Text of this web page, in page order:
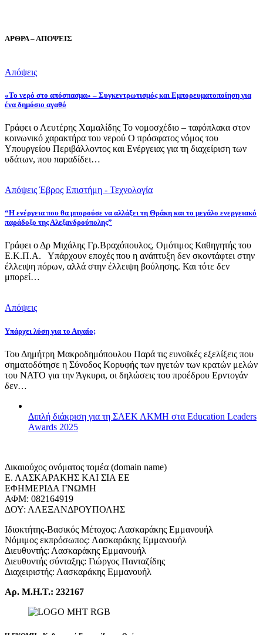
ΑΡΘΡΑ – ΑΠΟΨΕΙΣ
Απόψεις
«Το νερό στο απόσπασμα» – Συγκεντρωτισμός και Εμπορευματοποίηση για
ένα δημόσιο αγαθό
Γράφει ο Λευτέρης Χαμαλίδης Το νομοσχέδιο – ταφόπλακα στον
κοινωνικό χαρακτήρα του νερού Ο πρόσφατος νόμος του
Υπουργείου Περιβάλλοντος και Ενέργειας για τη διαχείριση των
υδάτων, που παραδίδει…
Απόψεις Έβρος Επιστήμη - Τεχνολογία
“Η ενέργεια που θα μπορούσε να αλλάξει τη Θράκη και το μεγάλο ενεργειακό
παράδοξο της Αλεξανδρούπολης”
Γράφει ο Δρ Μιχάλης Γρ.Βραχόπουλος, Ομότιμος Καθηγητής του
Ε.Κ.Π.Α. Υπάρχουν εποχές που η ανάπτυξη δεν σκοντάφτει στην
έλλειψη πόρων, αλλά στην έλλειψη βούλησης. Και τότε δεν
μπορεί…
Απόψεις
Υπάρχει λύση για το Αιγαίο;
Του Δημήτρη Μακροδημόπουλου Παρά τις ευνοϊκές εξελίξεις που
σηματοδότησε η Σύνοδος Κορυφής των ηγετών των κρατών μελών
του ΝΑΤΟ για την Άγκυρα, οι δηλώσεις του προέδρου Ερντογάν
δεν…
Διπλή διάκριση για τη ΣΑΕΚ ΑΚΜΗ στα Education Leaders
Awards 2025
Δικαιούχος ονόματος τομέα (domain name)
Ε. ΛΑΣΚΑΡΑΚΗΣ ΚΑΙ ΣΙΑ ΕΕ
ΕΦΗΜΕΡΙΔΑ ΓΝΩΜΗ
ΑΦΜ: 082164919
ΔΟΥ: ΑΛΕΞΑΝΔΡΟΥΠΟΛΗΣ
Ιδιοκτήτης-Βασικός Μέτοχος: Λασκαράκης Εμμανουήλ
Νόμιμος εκπρόσωπος: Λασκαράκης Εμμανουήλ
Διευθυντής: Λασκαράκης Εμμανουήλ
Διευθυντής σύνταξης: Γιώργος Πανταζίδης
Διαχειριστής: Λασκαράκης Εμμανουήλ
Αρ. Μ.Η.Τ.: 232167